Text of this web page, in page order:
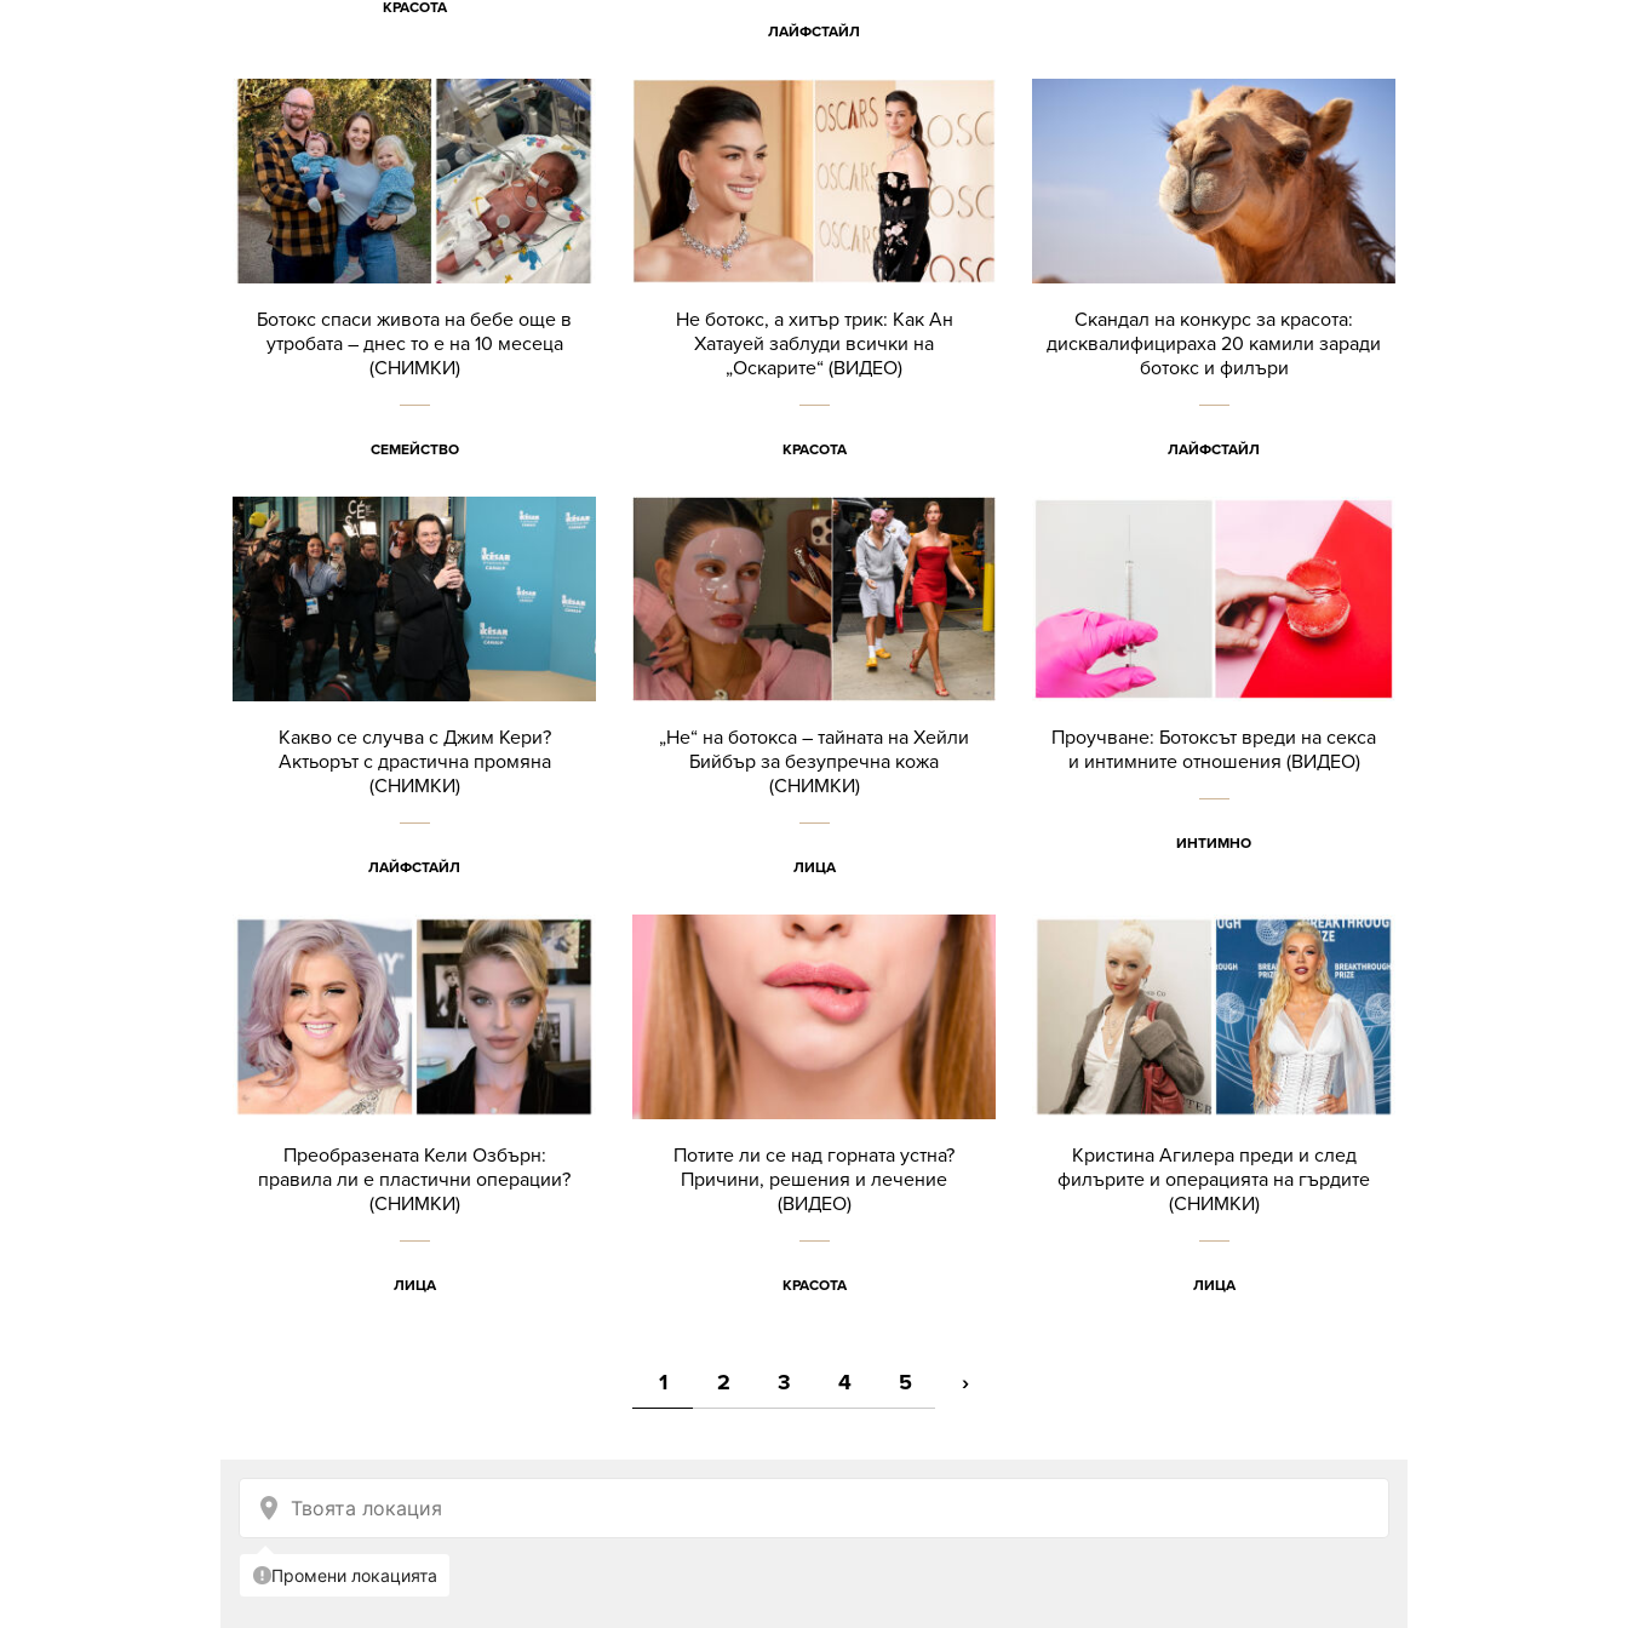
КРАСОТА
ЛАЙФСТАЙЛ
Ботокс спаси живота на бебе още в
утробата – днес то е на 10 месеца
(СНИМКИ)
СЕМЕЙСТВО
Не ботокс, а хитър трик: Как Ан
Хатауей заблуди всички на
„Оскарите“ (ВИДЕО)
КРАСОТА
Скандал на конкурс за красота:
дисквалифицираха 20 камили заради
ботокс и филъри
ЛАЙФСТАЙЛ
Какво се случва с Джим Кери?
Актьорът с драстична промяна
(СНИМКИ)
ЛАЙФСТАЙЛ
„Не“ на ботокса – тайната на Хейли
Бийбър за безупречна кожа
(СНИМКИ)
ЛИЦА
Проучване: Ботоксът вреди на секса
и интимните отношения (ВИДЕО)
ИНТИМНО
Преобразената Кели Озбърн:
правила ли е пластични операции?
(СНИМКИ)
ЛИЦА
Потите ли се над горната устна?
Причини, решения и лечение
(ВИДЕО)
КРАСОТА
Кристина Агилера преди и след
филърите и операцията на гърдите
(СНИМКИ)
ЛИЦА
1 2 3 4 5 ›